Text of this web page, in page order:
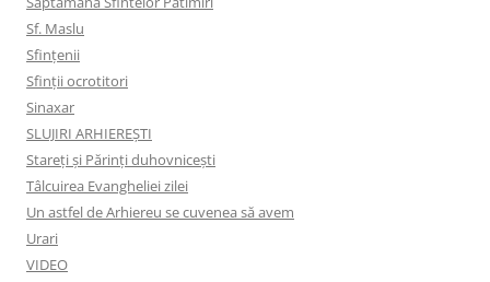
Sf. Maslu
Sfințenii
Sfinții ocrotitori
Sinaxar
SLUJIRI ARHIEREȘTI
Stareți și Părinți duhovnicești
Tâlcuirea Evangheliei zilei
Un astfel de Arhiereu se cuvenea să avem
Urari
VIDEO